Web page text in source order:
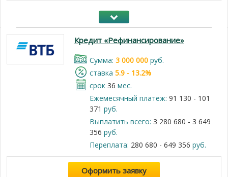
Кредит «Рефинансирование»
Cумма: 3 000 000руб.
cтавка 5.9 - 13.2%
срок 36 мес.
Ежемесячный платеж: 91 130 - 101
371 руб.
Выплатить всего: 3 280 680 - 3 649
356 руб.
Переплата: 280 680 - 649 356 руб.
Оформить заявку